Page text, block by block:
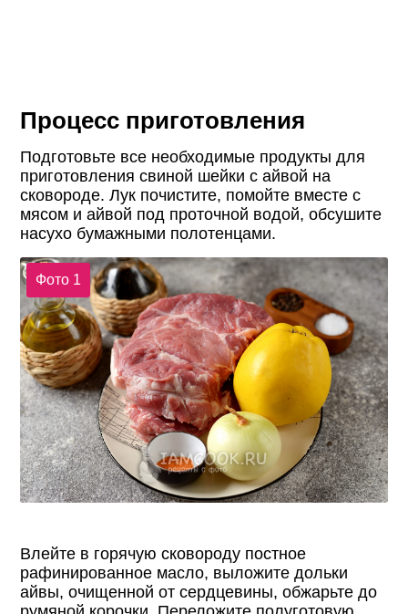
Процесс приготовления
Подготовьте все необходимые продукты для
приготовления свиной шейки с айвой на
сковороде. Лук почистите, помойте вместе с
мясом и айвой под проточной водой, обсушите
насухо бумажными полотенцами.
Фото 1
Влейте в горячую сковороду постное
рафинированное масло, выложите дольки
айвы, очищенной от сердцевины, обжарьте до